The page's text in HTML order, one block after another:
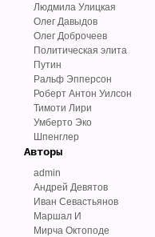
Людмила Улицкая
Олег Давыдов
Олег Доброчеев
Политическая элита
Путин
Ральф Эпперсон
Роберт Антон Уилсон
Тимоти Лири
Умберто Эко
Шпенглер
Авторы
admin
Андрей Девятов
Иван Севастьянов
Маршал И
Мирча Октоподе